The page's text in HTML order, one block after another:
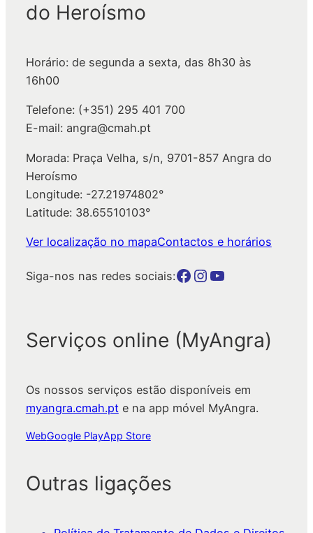
do Heroísmo
Horário: de segunda a sexta, das 8h30 às
16h00
Telefone: (+351) 295 401 700
E-mail: angra@cmah.pt
Morada: Praça Velha, s/n, 9701-857 Angra do
Heroísmo
Longitude: -27.21974802°
Latitude: 38.65510103°
Ver localização no mapaContactos e horários
Siga-nos nas redes sociais:Botão para a página da autarquia no Facebook Botão para a página da autarquia no Instagram Botão para a página da autarquia no Youtube
Serviços online (MyAngra)
Os nossos serviços estão disponíveis em
myangra.cmah.pte na app móvel MyAngra.
WebGoogle PlayApp Store
Outras ligações